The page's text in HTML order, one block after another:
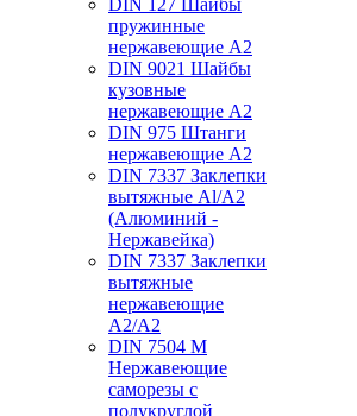
DIN 127 Шайбы
пружинные
нержавеющие А2
DIN 9021 Шайбы
кузовные
нержавеющие А2
DIN 975 Штанги
нержавеющие А2
DIN 7337 Заклепки
вытяжные Al/A2
(Алюминий -
Нержавейка)
DIN 7337 Заклепки
вытяжные
нержавеющие
A2/A2
DIN 7504 M
Нержавеющие
саморезы с
полукруглой